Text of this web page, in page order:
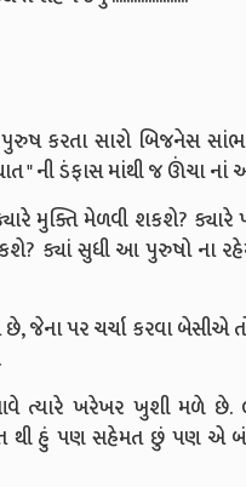
કરતા સારો બિજનેસ
" ની ડંફાસ માંથી જ ઊંચા નાં
મુક્તિ મેળવી શકશે? ક્યારે
ક્યાં સુધી આ પુરુષો ના
છે, જેના પર ચર્ચા કરવા
ત્યારે ખરેખર ખુશી મળે છે.
હું પણ સહેમત છું પણ એ